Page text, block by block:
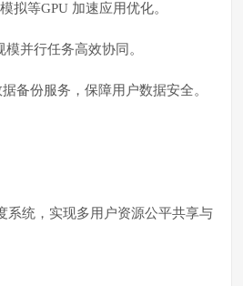
拟等GPU 加速应用优化。
并行任务高效协同。
备份服务，保障用户数据安全。
系统，实现多用户资源公平共享与